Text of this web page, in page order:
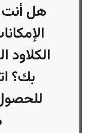
هل أنت
الكلاود
بك؟